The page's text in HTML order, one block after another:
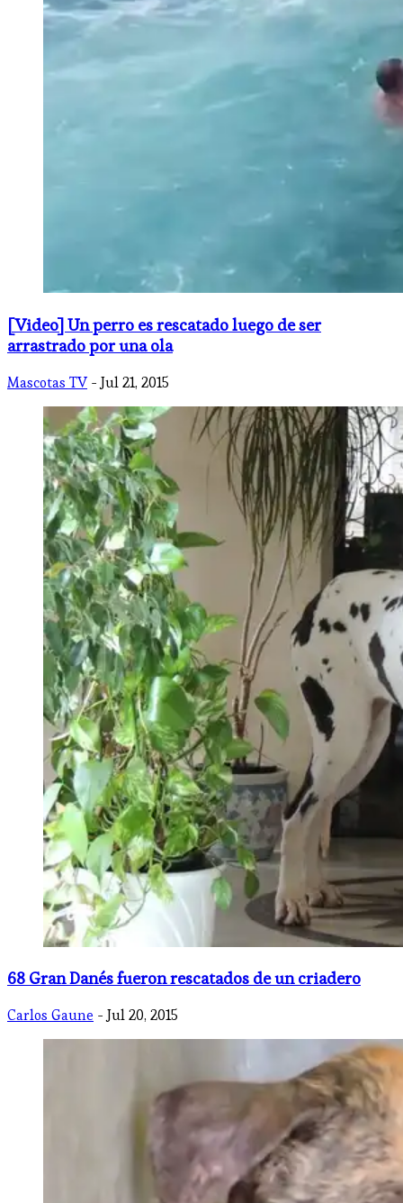
[Video] Un perro es rescatado luego de ser
arrastrado por una ola
Mascotas TV - Jul 21, 2015
68 Gran Danés fueron rescatados de un criadero
Carlos Gaune - Jul 20, 2015